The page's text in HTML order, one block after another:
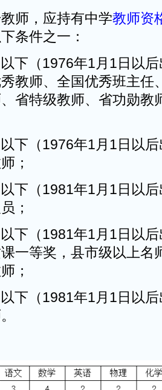
师，应持有中学教师资
条件之一：
下（1976年1月1日以
教师、全国优秀班主任
省特级教师、省功勋教
下（1976年1月1日以
；
下（1981年1月1日以
；
下（1981年1月1日以
一等奖，县市级以上名
；
下（1981年1月1日以